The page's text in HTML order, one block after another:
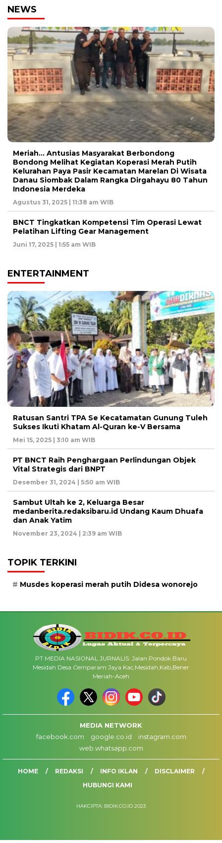
NEWS
Meriah… Antusias Masyarakat Berbondong
Bondong Melihat Kegiatan Koperasi Merah Putih
Kelurahan Paya Pasir Kecamatan Marelan Di Wisata
Danau Siombak Dalam Rangka Dirgahayu 80 Tahun
Indonesia Merdeka
Agustus 31, 2025 | 11:38 am WIB
BNCT Tingkatkan Kompetensi Tim Operasi Lewat
Pelatihan Lifting Gear Management
Juni 17, 2025 | 1:55 am WIB
ENTERTAINMENT
Ratusan Santri TPA Se Kecatamatan Gunung Tuleh
Sukses Ikuti Khatam Al-Quran ke-V Bersama
Mei 15, 2025 | 3:10 am WIB
PT BNCT Raih Penghargaan Perlindungan Objek
Vital Strategis dari BNPT
Desember 31, 2024 | 5:50 am WIB
Sambut Ultah ke 2, Keluarga Besar
medanberita.redaksibaru.id Undang Kaum Dhuafa
dan Anak Yatim
November 23, 2024 | 2:39 am WIB
TOPIK TERKINI
Musdes koperasi merah putih Didesa wonorejo
PT MEDIA NASIONAL JURNALIS: Jalan Pondok Baru
Mesidah Desa Cemparam Jaya Kac,Mesidah,Kab,Bener
Meriah-Aceh
MEDIA NETWORK
facebook.com
google.co.id
instagram.com
web.whatsapp.com
HOME REDAKSI INFO IKLAN
DISCLAIMER
HUBUNGI KAMI
HAKCIPTA: BIDIK.CO.ID 2023